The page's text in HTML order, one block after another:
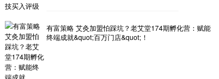
有富策略 艾灸加盟怕踩坑？老艾堂174期孵化营：赋能
终端成就&quot;百万门店&quot;！